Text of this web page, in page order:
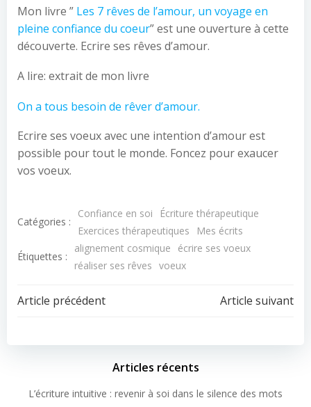
Mon livre ” Les 7 rêves de l’amour, un voyage en
pleine confiance du coeur” est une ouverture à cette
découverte. Ecrire ses rêves d’amour.
A lire: extrait de mon livre
On a tous besoin de rêver d’amour.
Ecrire ses voeux avec une intention d’amour est
possible pour tout le monde. Foncez pour exaucer
vos voeux.
Catégories :
Confiance en soi
Écriture thérapeutique
Exercices thérapeutiques
Mes écrits
Étiquettes :
alignement cosmique
écrire ses voeux
réaliser ses rêves voeux
Article précédent Article suivant
Articles récents
L’écriture intuitive : revenir à soi dans le silence des mots